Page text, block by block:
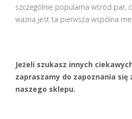
szczególnie popularna wśród par,
ważna jest ta pierwsza wspólna
Jeżeli szukasz innych
zapraszamy do zapoznania się
naszego sklepu.